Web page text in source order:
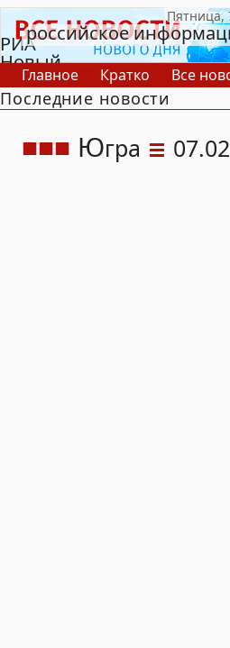
РИА
Новый
День
российское
Главное Кратко Все
В России
В мире
Последние новости
Югра